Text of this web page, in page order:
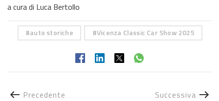
a cura di Luca Bertollo
auto storiche Vicenza Classic Car Show 2025
Precedente Successiva